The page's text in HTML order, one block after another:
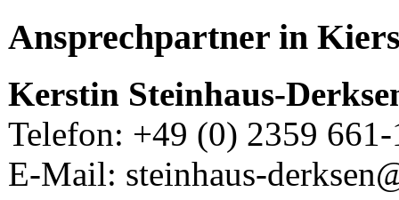
Ansprechpartner in
Kerstin Steinhaus-
Telefon: +49 (0) 2359
E-Mail: steinhaus-